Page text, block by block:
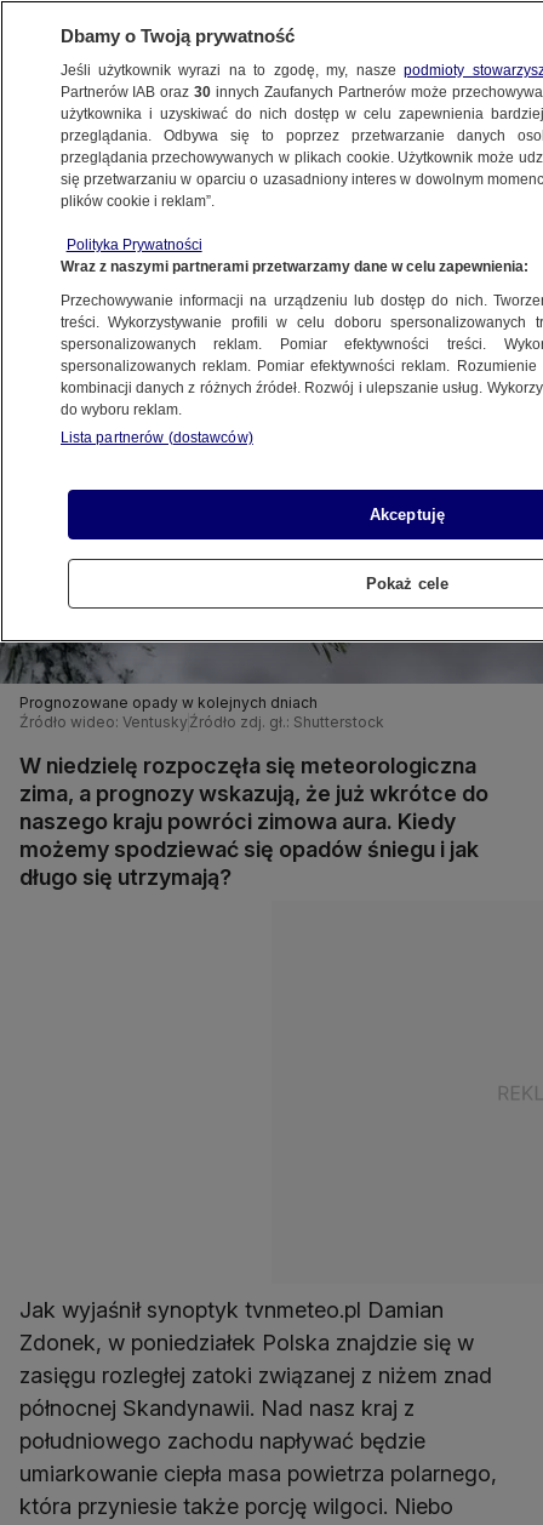
METEO
PROGNOZA
1.12.2024, 16:19
Udostępnij
Prognozowane opady w kolejnych dniach
Źródło wideo: Ventusky Źródło zdj. gł.: Shutterstock
W niedzielę rozpoczęła się meteorologiczna
zima, a prognozy wskazują, że już wkrótce do
naszego kraju powróci zimowa aura. Kiedy
możemy spodziewać się opadów śniegu i jak
długo się utrzymają?
Jak wyjaśnił synoptyk tvnmeteo.pl Damian
Zdonek, w poniedziałek Polska znajdzie się w
zasięgu rozległej zatoki związanej z niżem znad
północnej Skandynawii. Nad nasz kraj z
południowego zachodu napływać będzie
umiarkowanie ciepła masa powietrza polarnego,
która przyniesie także porcję wilgoci. Niebo
Dbamy o Twoją prywatność
Jeśli użytkownik wyrazi na to zgodę, my, naszepodmioty
Partnerów IAB oraz30 innych Zaufanych Partnerów może
użytkownika i uzyskiwać do nich dostęp w celu zapewnienia
przeglądania. Odbywa się to poprzez przetwarzanie danych
przeglądania przechowywanych w plikach cookie. Użytkownik może
się przetwarzaniu w oparciu o uzasadniony interes w dowolnym
plików cookie i reklam”.
Polityka Prywatności
Wraz z naszymi partnerami przetwarzamy dane w celu zapewnienia:
Przechowywanie informacji na urządzeniu lub dostęp do nich.
treści. Wykorzystywanie profili w celu doboru spersonalizowanych
spersonalizowanych reklam. Pomiar efektywności treści.
spersonalizowanych reklam. Pomiar efektywności reklam.
kombinacji danych z różnych źródeł. Rozwój i ulepszanie usług.
do wyboru reklam.
Lista partnerów (dostawców)
Akceptuję
Pokaż cele